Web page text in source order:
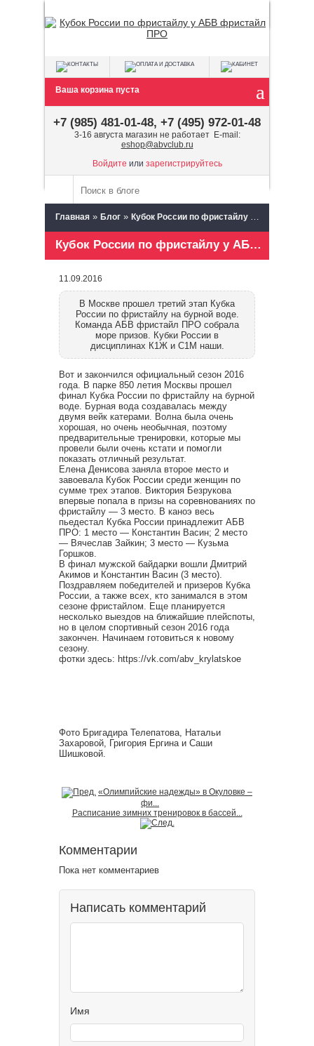
Ваша корзина пуста
+7 (985) 481-01-48, +7 (495) 972-01-48
3-16 августа магазин не работает E-mail:
eshop@abvclub.ru
Войдите или зарегистрируйтесь
Главная » Блог » Кубок России по фристайлу у АБВ фристайл ПРО
Кубок России по фристайлу у АБВ фристайл ПРО
11.09.2016
В Москве прошел третий этап Кубка
России по фристайлу на бурной воде.
Команда АБВ фристайл ПРО собрала
море призов. Кубки России в
дисциплинах К1Ж и С1М наши.
Вот и закончился официальный сезон 2016
года. В парке 850 летия Москвы прошел
финал Кубка России по фристайлу на бурной
воде. Бурная вода создавалась между
двумя вейк катерами. Волна была очень
хорошая, но очень необычная, поэтому
предварительные тренировки, которые мы
провели были очень кстати и помогли
показать отличный результат.
Елена Денисова заняла второе место и
завоевала Кубок России среди женщин по
сумме трех этапов. Виктория Безрукова
впервые попала в призы на соревнованиях по
фристайлу — 3 место. В каноэ весь
пьедестал Кубка России принадлежит АБВ
ПРО: 1 место — Константин Васин; 2 место
— Вячеслав Зайкин; 3 место — Кузьма
Горшков.
В финал мужской байдарки вошли Дмитрий
Акимов и Константин Васин (3 место).
Поздравляем победителей и призеров Кубка
России, а также всех, кто занимался в этом
сезоне фристайлом. Еще планируется
несколько выездов на ближайшие плейспоты,
но в целом спортивный сезон 2016 года
закончен. Начинаем готовиться к новому
сезону.
фотки здесь: https://vk.com/abv_krylatskoe
Фото Бригадира Телепатова, Натальи
Захаровой, Григория Ергина и Саши
Шишковой.
«Олимпийские надежды» в Окуловке –
фи...
Расписание зимних тренировок в бассей...
Комментарии
Пока нет комментариев
Написать комментарий
Имя